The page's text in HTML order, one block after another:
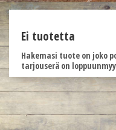
Ei tuotetta
Hakemasi tuote on joko
tarjouserä on